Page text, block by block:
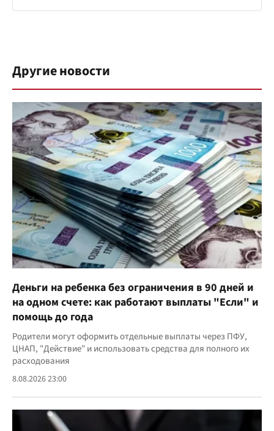
Другие новости
Деньги на ребенка без ограничения в 90 дней и
на одном счете: как работают выплаты "Если" и
помощь до года
Родители могут оформить отдельные выплаты через ПФУ,
ЦНАП, "Действие" и использовать средства для полного их
расходования
8.08.2026 23:00